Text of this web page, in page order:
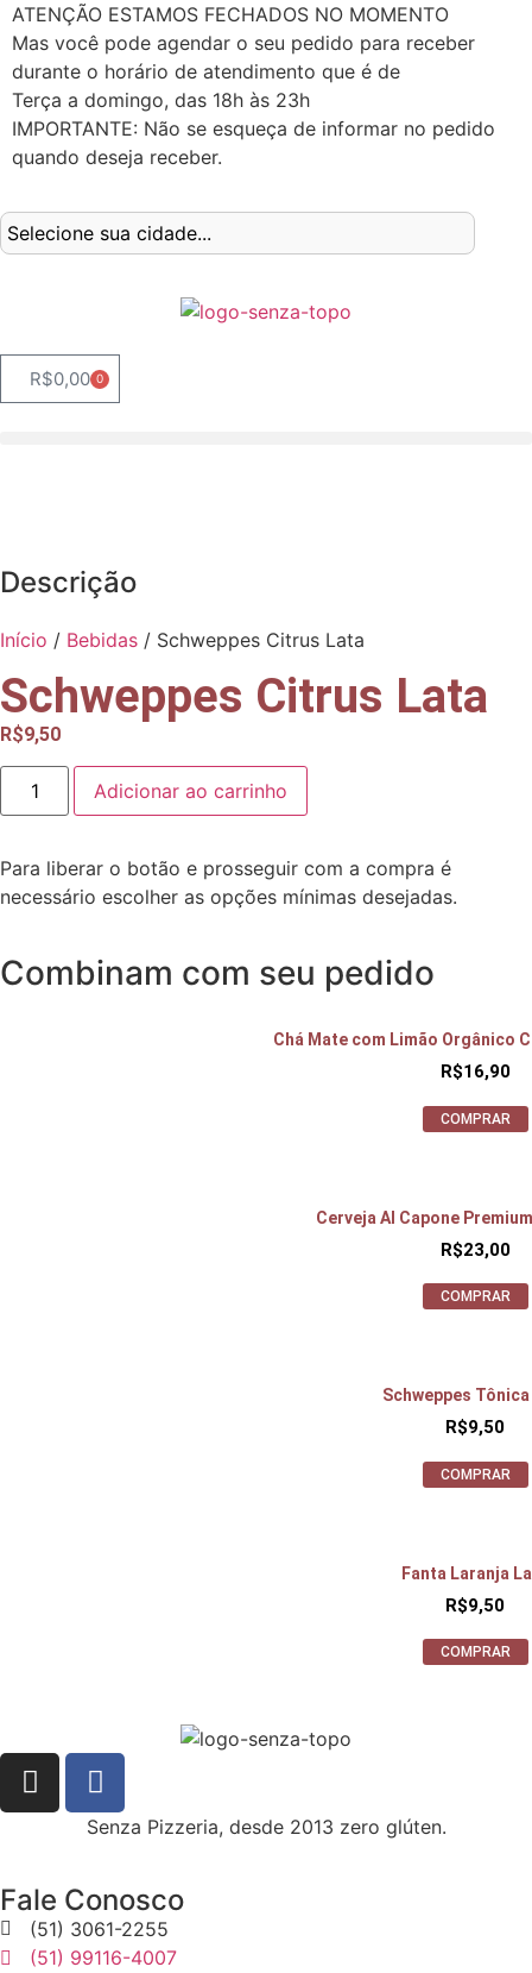
ATENÇÃO ESTAMOS FECHADOS NO MOMENTO
Mas você pode agendar o seu pedido para receber
durante o horário de atendimento que é de
Terça a domingo, das 18h às 23h
IMPORTANTE: Não se esqueça de informar no pedido
quando deseja receber.
R$0,00 0
Descrição
Início / Bebidas / Schweppes Citrus Lata
Schweppes Citrus Lata
R$9,50
Adicionar ao carrinho
Para liberar o botão e prosseguir com a compra é
necessário escolher as opções mínimas desejadas.
Combinam com seu pedido
Chá Mate com Limão Orgânico
R$16,90
COMPRAR
Cerveja Al Capone
R$23,00
COMPRAR
Schweppes
R$9,50
COMPRAR
Fanta Laranja
R$9,50
COMPRAR
Senza Pizzeria, desde 2013 zero glúten.
Fale Conosco
(51) 3061-2255
(51) 99116-4007